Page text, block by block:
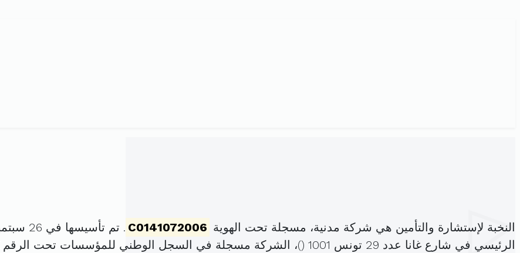
النخبة لإستشارة والتأمين هي شركة مدنية، مسجلة تحت الهوية C0141072006 . تم تأسيسها في 26 سبتمبر 2005 برأس مال قدره
الرئيسي في شارع غانا عدد 29 تونس 1001 (
)، الشركة مسجلة في السجل الوطني للمؤسسات تحت الرقم